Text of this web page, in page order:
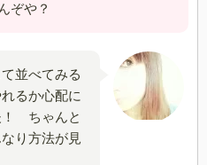
ぞや？
並べてみる
るか心配に
！ ちゃんと
り方法が見